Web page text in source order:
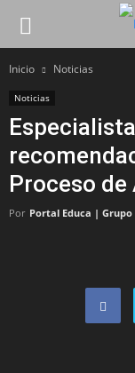
Inicio Noticias
Noticias
Proceso
Por Portal Educa |